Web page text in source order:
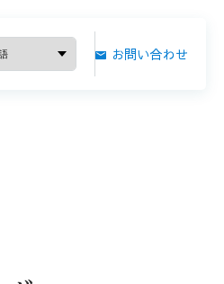
お問い合わせ